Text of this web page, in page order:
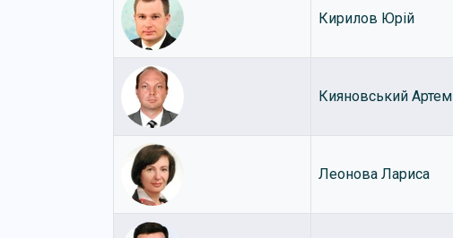
Кирилов Юрій
Кияновський Артем
Леонова Лариса